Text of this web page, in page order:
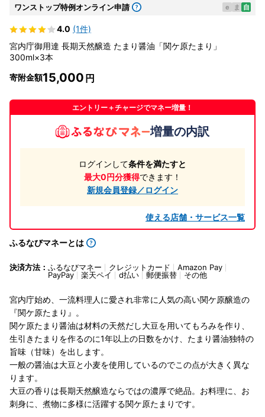
ワンストップ特例オンライン申請 e ま 自
4.0 (1件)
宮内庁御用達 長期天然醸造 たまり醤油「関ケ原たまり」
300ml×3本
寄附金額15,000
エントリー＋チャージでマネー増量！
増量の内訳
ログインして条件を満たすと
最大0円分獲得できます！
新規会員登録／ログイン
使える店舗・サービス一覧
ふるなびマネーとは
決済方法： ふるなびマネー クレジットカード
Amazon Pay
PayPay
楽天ペイ d払い 郵便振替 その他
宮内庁始め、一流料理人に愛され非常に人気の高い関ケ原醸造の
『関ケ原たまり』。
関ケ原たまり醤油は材料の天然だし大豆を用いてもろみを作り、
生引きたまりを作るのに1年以上の日数をかけ、たまり醤油独特の
旨味（甘味）を出します。
一般の醤油は大豆と小麦を使用しているのでこの点が大きく異な
ります。
大豆の香りは長期天然醸造ならではの濃厚で絶品。お料理に、お
刺身に、煮物に多様に活躍する関ケ原たまりです。